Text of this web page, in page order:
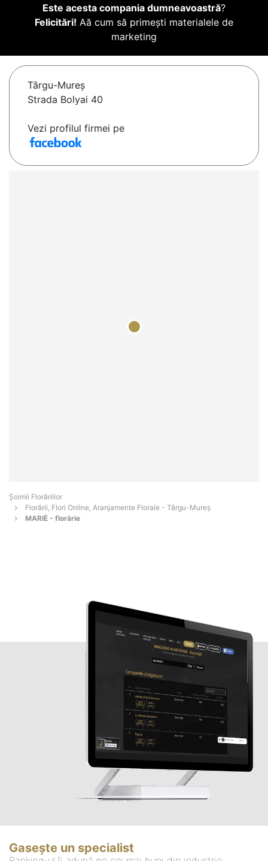
Este acesta compania dumneavoastră?
Felicitări! Aă cum să primești materialele de
marketing
Târgu-Mureş
Strada Bolyai 40
Vezi profilul firmei pe
Șoimii Florăriilor
Florării, Flori Online, Aranjamente Florale - Târgu-Mureş
MARIÈ - florărie
Gasește un specialist